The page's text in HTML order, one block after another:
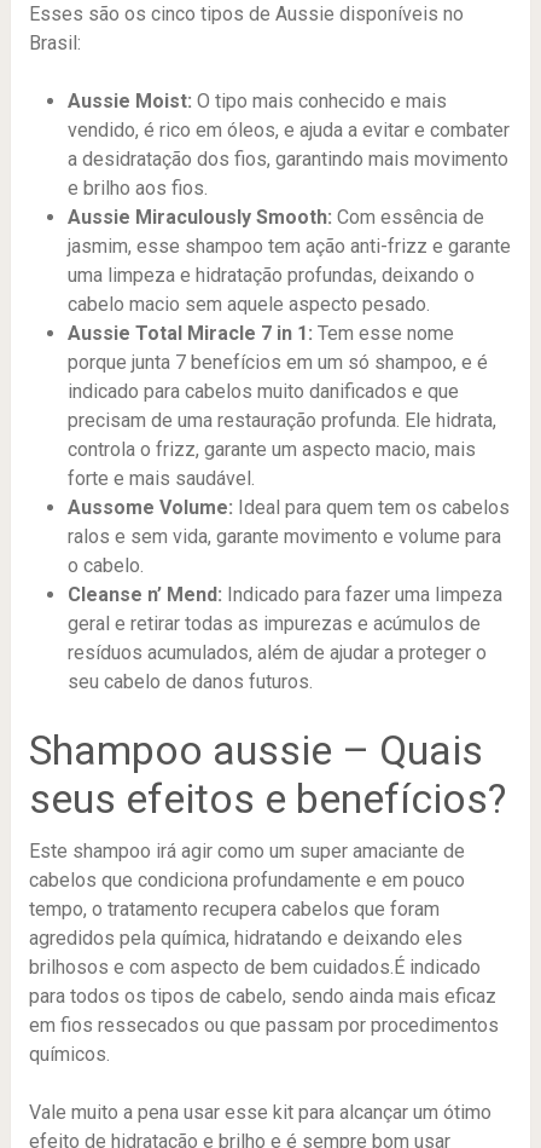
Esses são os cinco tipos de Aussie disponíveis no
Brasil:
Aussie Moist: O tipo mais conhecido e mais
vendido, é rico em óleos, e ajuda a evitar e combater
a desidratação dos fios, garantindo mais movimento
e brilho aos fios.
Aussie Miraculously Smooth: Com essência de
jasmim, esse shampoo tem ação anti-frizz e garante
uma limpeza e hidratação profundas, deixando o
cabelo macio sem aquele aspecto pesado.
Aussie Total Miracle 7 in 1: Tem esse nome
porque junta 7 benefícios em um só shampoo, e é
indicado para cabelos muito danificados e que
precisam de uma restauração profunda. Ele hidrata,
controla o frizz, garante um aspecto macio, mais
forte e mais saudável.
Aussome Volume: Ideal para quem tem os cabelos
ralos e sem vida, garante movimento e volume para
o cabelo.
Cleanse n’ Mend: Indicado para fazer uma limpeza
geral e retirar todas as impurezas e acúmulos de
resíduos acumulados, além de ajudar a proteger o
seu cabelo de danos futuros.
Shampoo aussie – Quais
seus efeitos e benefícios?
Este shampoo irá agir como um super amaciante de
cabelos que condiciona profundamente e em pouco
tempo, o tratamento recupera cabelos que foram
agredidos pela química, hidratando e deixando eles
brilhosos e com aspecto de bem cuidados.É indicado
para todos os tipos de cabelo, sendo ainda mais eficaz
em fios ressecados ou que passam por procedimentos
químicos.
Vale muito a pena usar esse kit para alcançar um ótimo
efeito de hidratação e brilho e é sempre bom usar